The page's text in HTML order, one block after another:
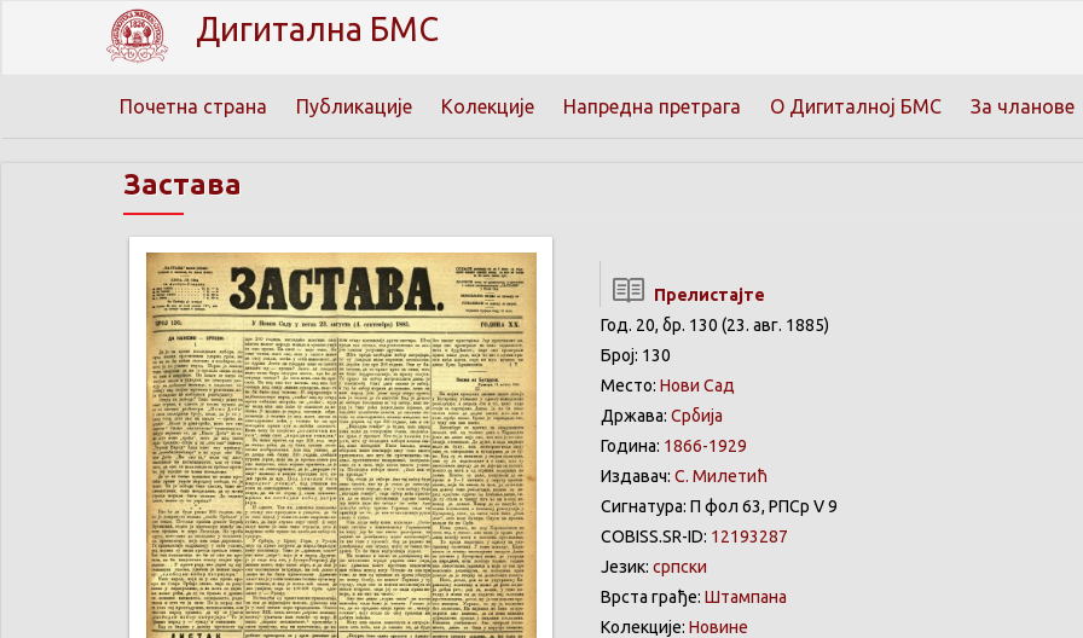
Дигитална БМС
Почетна страна Публикације Колекције Напредна претрага О Дигиталној БМС За чланове
Застава
Прелистајте
Год. 20, бр. 130 (23. авг. 1885)
Број: 130
Место: Нови Сад
Држава: Србија
Година: 1866-1929
Издавач: С. Милетић
Сигнатура: П фол 63, РПСр V 9
COBISS.SR-ID: 12193287
Језик: српски
Врста грађе: Штампана
Колекције: Новине